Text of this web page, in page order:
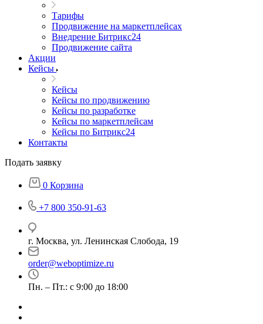
Тарифы
Продвижение на маркетплейсах
Внедрение Битрикс24
Продвижение сайта
Акции
Кейсы
Кейсы
Кейсы по продвижению
Кейсы по разработке
Кейсы по маркетплейсам
Кейсы по Битрикс24
Контакты
Подать заявку
0 Корзина
+7 800 350-91-63
г. Москва, ул. Ленинская Слобода, 19
order@weboptimize.ru
Пн. – Пт.: с 9:00 до 18:00